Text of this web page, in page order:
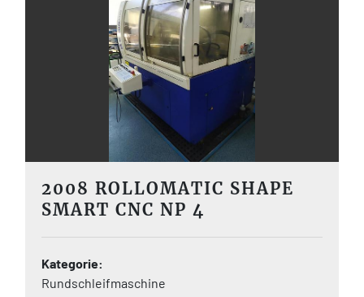
2008 ROLLOMATIC SHAPE
SMART CNC NP 4
Kategorie
Rundschleifmaschine